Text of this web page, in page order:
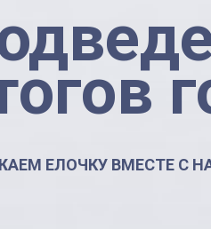
ЕЛОЧКУ ВМЕСТЕ С